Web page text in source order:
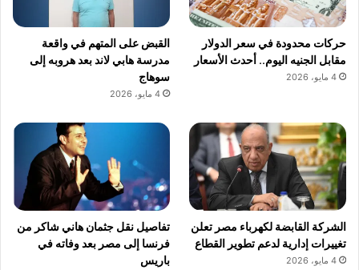
حركات محدودة في سعر الدولار
مقابل الجنيه اليوم.. أحدث الأسعار
4 مايو، 2026
القبض على المتهم في واقعة
مدرسة هابي لاند بعد هروبه إلى
سوهاج
4 مايو، 2026
الشركة القابضة لكهرباء مصر تعلن
تغييرات إدارية لدعم تطوير القطاع
4 مايو، 2026
تفاصيل نقل جثمان هاني شاكر من
فرنسا إلى مصر بعد وفاته في
باريس